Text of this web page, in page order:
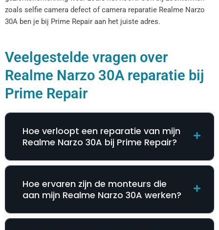
zoals selfie camera defect of camera reparatie Realme Narzo
30A ben je bij Prime Repair aan het juiste adres.
Veelgestelde vragen over
Realme Narzo 30A reparatie bij
Prime Repair
Hoe verloopt een reparatie van mijn
Realme Narzo 30A bij Prime Repair?
Hoe ervaren zijn de monteurs die
aan mijn Realme Narzo 30A werken?